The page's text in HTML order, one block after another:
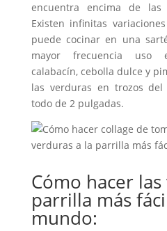
encuentra encima de
Existen infinitas
puede cocinar en una
mayor frecuencia uso
calabacín, cebolla dulce y
las verduras en trozos
todo de 2 pulgadas.
Cómo hacer
parrilla más
mundo: